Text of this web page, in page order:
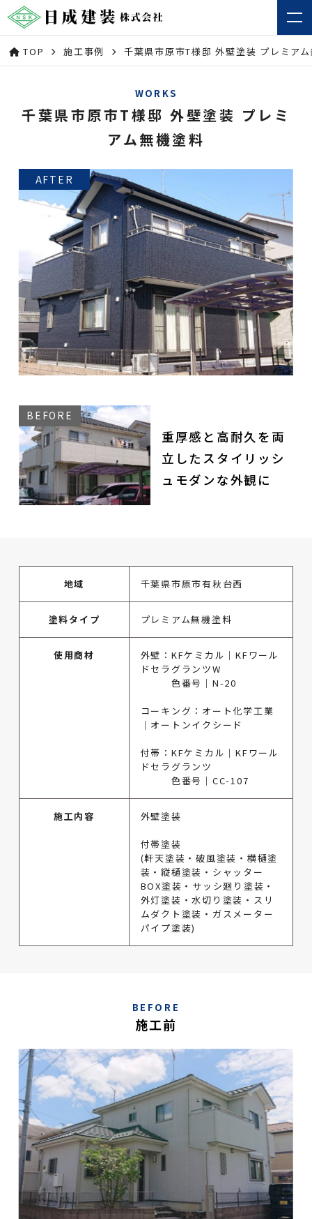
TOP 施工事例 千葉県市原市T様邸 外壁塗装 プレミア
WORKS
千葉県市原市T様邸 外壁塗装 プレミ
アム無機塗料
重厚感と高耐久を両
立したスタイリッシ
ュモダンな外観に
地域 千葉県市原市有秋台西
塗料タイプ プレミアム無機塗料
使用商材
外壁：KFケミカル｜KFワール
ドセラグランツW
色番号｜N-20
コーキング：オート化学工業
｜オートンイクシード
付帯：KFケミカル｜KFワール
ドセラグランツ
色番号｜CC-107
施工内容 外壁塗装
付帯塗装
(軒天塗装・破風塗装・横樋塗
装・縦樋塗装・シャッター
BOX塗装・サッシ廻り塗装・
外灯塗装・水切り塗装・スリ
ムダクト塗装・ガスメーター
パイプ塗装)
BEFORE
施工前